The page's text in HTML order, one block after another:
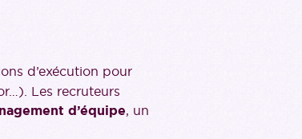
d’exécution pour
Les recruteurs
d’équipe, un